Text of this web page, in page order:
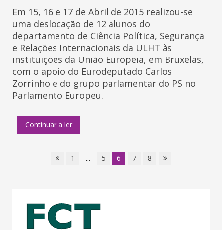
Em 15, 16 e 17 de Abril de 2015 realizou-se
uma deslocação de 12 alunos do
departamento de Ciência Política, Segurança
e Relações Internacionais da ULHT às
instituições da União Europeia, em Bruxelas,
com o apoio do Eurodeputado Carlos
Zorrinho e do grupo parlamentar do PS no
Parlamento Europeu.
Continuar a ler
1 ... 5 6 7 8